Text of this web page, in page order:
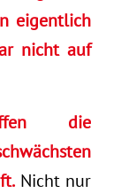
eigentlich
nicht auf
die
Nicht nur